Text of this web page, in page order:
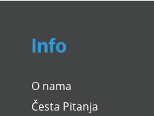
Info
O nama
Česta Pitanja